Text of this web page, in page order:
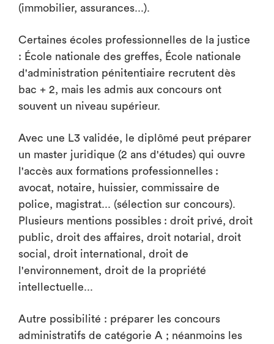
(immobilier, assurances...).
Certaines écoles professionnelles de la justice
: École nationale des greffes, École nationale
d'administration pénitentiaire recrutent dès
bac + 2, mais les admis aux concours ont
souvent un niveau supérieur.
Avec une L3 validée, le diplômé peut préparer
un master juridique (2 ans d'études) qui ouvre
l'accès aux formations professionnelles :
avocat, notaire, huissier, commissaire de
police, magistrat... (sélection sur concours).
Plusieurs mentions possibles : droit privé, droit
public, droit des affaires, droit notarial, droit
social, droit international, droit de
l'environnement, droit de la propriété
intellectuelle...
Autre possibilité : préparer les concours
administratifs de catégorie A ; néanmoins les